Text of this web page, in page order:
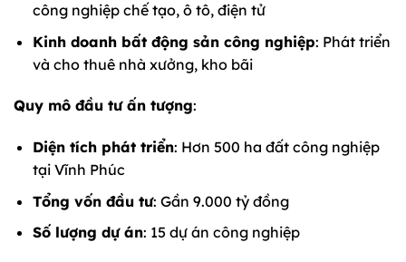
công nghiệp chế tạo, ô tô, điện tử
Kinh doanh bất động sản công nghiệp: Phát triển
và cho thuê nhà xưởng, kho bãi
Quy mô đầu tư ấn tượng:
Diện tích phát triển: Hơn 500 ha đất công nghiệp
tại Vĩnh Phúc
Tổng vốn đầu tư: Gần 9.000 tỷ đồng
Số lượng dự án: 15 dự án công nghiệp